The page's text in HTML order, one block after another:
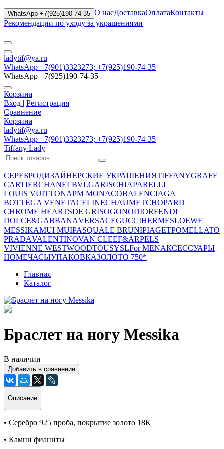
WhatsApp +7(925)190-74-35 О насДоставкаОплатаКонтакты
Рекомендации по уходу за украшениями
ladytif@ya.ru
WhatsApp +7(901)3323273; +7(925)190-74-35
WhatsApp +7(925)190-74-35
Корзина
Вход | Регистрация
Сравнение
Корзина
ladytif@ya.ru
WhatsApp +7(901)3323273; +7(925)190-74-35
Tiffany Lady
СЕРЕБРОДИЗАЙНЕРСКИЕ УКРАШЕНИЯTIFFANYGRAFF
CARTIERCHANELBVLGARISCHIAPARELLI
LOUIS VUITTONAPM MONACOBALENCIAGA
BOTTEGA VENETACELINECHAUMETCHOPARD
CHROME HEARTSDE GRISOGONODIORFENDI
DOLCE&GABBANAVERSACEGUCCIHERMESLOEWE
MESSIKAMUI MUIPASQUALE BRUNIPIAGETPOMELLATO
PRADAVALENTINOVAN CLEEF&ARPELS
VIVIENNE WESTWOODTOUSYSLFor MENАКСЕССУАРЫ
HOMEЧАСЫУПАКОВКАЗОЛОТО 750*
Главная
Каталог
Браслет на ногу Messika
В наличии
Добавить в сравнение
Описание
• Серебро 925 проба, покрытие золото 18К
• Камни фианиты